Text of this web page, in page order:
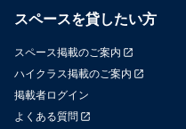
スペースを貸したい方
スペース掲載のご案内
ハイクラス掲載のご案内
掲載者ログイン
よくある質問